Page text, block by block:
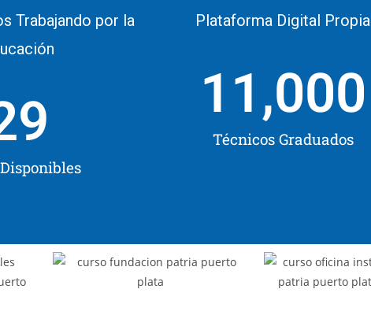
Trabajando por la
Plataforma Digital Propia
Técnicos Graduados
11,000